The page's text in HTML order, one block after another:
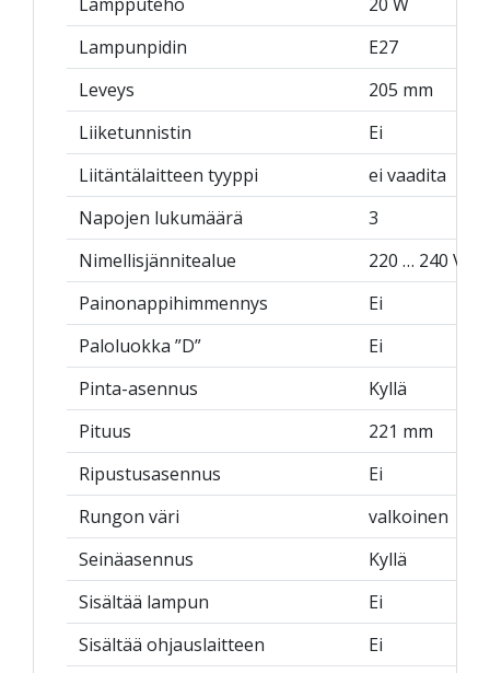
Lampunpidin
E27
Leveys
205 mm
Liiketunnistin
Ei
Liitäntälaitteen tyyppi
ei vaadita
Napojen lukumäärä
3
Nimellisjännitealue
220 … 240 V
Painonappihimmennys
Ei
Paloluokka ”D”
Ei
Pinta-asennus
Kyllä
Pituus
221 mm
Ripustusasennus
Ei
Rungon väri
valkoinen
Seinäasennus
Kyllä
Sisältää lampun
Ei
Sisältää ohjauslaitteen
Ei